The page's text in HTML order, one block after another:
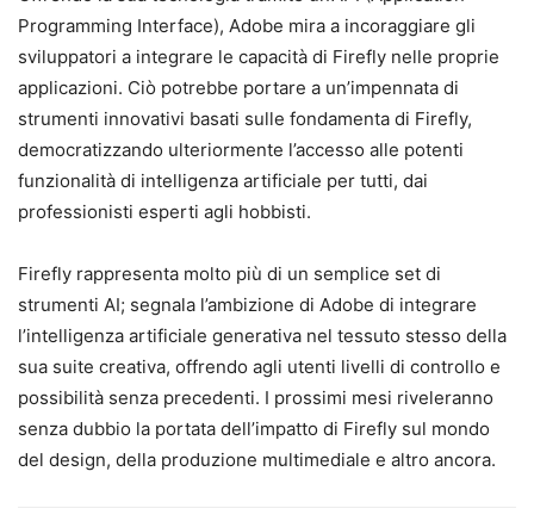
Programming Interface), Adobe mira a incoraggiare gli
sviluppatori a integrare le capacità di Firefly nelle proprie
applicazioni. Ciò potrebbe portare a un’impennata di
strumenti innovativi basati sulle fondamenta di Firefly,
democratizzando ulteriormente l’accesso alle potenti
funzionalità di intelligenza artificiale per tutti, dai
professionisti esperti agli hobbisti.
Firefly rappresenta molto più di un semplice set di
strumenti AI; segnala l’ambizione di Adobe di integrare
l’intelligenza artificiale generativa nel tessuto stesso della
sua suite creativa, offrendo agli utenti livelli di controllo e
possibilità senza precedenti. I prossimi mesi riveleranno
senza dubbio la portata dell’impatto di Firefly sul mondo
del design, della produzione multimediale e altro ancora.